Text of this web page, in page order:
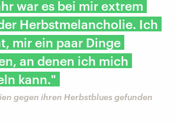
war es bei mir extrem
Herbstmelancholie. Ich
mir ein paar Dinge
an denen ich mich
kann."
gegen ihren Herbstblues gefunden